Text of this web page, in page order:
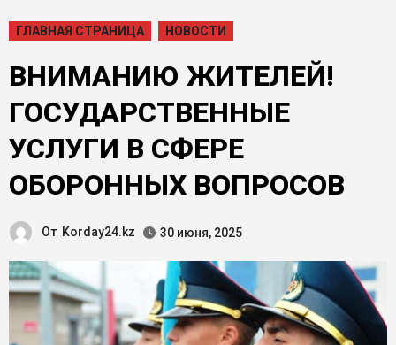
ГЛАВНАЯ СТРАНИЦА НОВОСТИ
ВНИМАНИЮ ЖИТЕЛЕЙ!
ГОСУДАРСТВЕННЫЕ
УСЛУГИ В СФЕРЕ
ОБОРОННЫХ ВОПРОСОВ
От Korday24.kz 30 июня, 2025